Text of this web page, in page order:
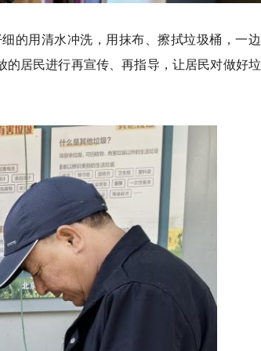
的用清水冲洗，用抹布、擦拭垃圾桶，一
的居民进行再宣传、再指导，让居民对做好